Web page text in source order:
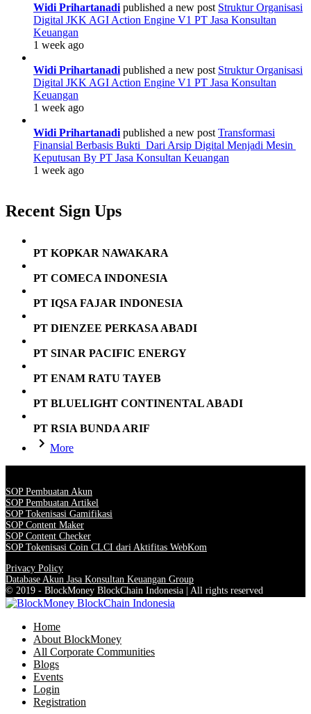
Widi Prihartanadi published a new post Struktur Organisasi
Digital JKK AGI Action Engine V1 PT Jasa Konsultan
Keuangan
1 week ago
Widi Prihartanadi published a new post Struktur Organisasi
Digital JKK AGI Action Engine V1 PT Jasa Konsultan
Keuangan
1 week ago
Widi Prihartanadi published a new post Transformasi
Finansial Berbasis Bukti Dari Arsip Digital Menjadi Mesin
Keputusan By PT Jasa Konsultan Keuangan
1 week ago
Recent Sign Ups
PT KOPKAR NAWAKARA
PT COMECA INDONESIA
PT IQSA FAJAR INDONESIA
PT DIENZEE PERKASA ABADI
PT SINAR PACIFIC ENERGY
PT ENAM RATU TAYEB
PT BLUELIGHT CONTINENTAL ABADI
PT RSIA BUNDA ARIF
More
SOP Pembuatan Akun
SOP Pembuatan Artikel
SOP Tokenisasi Gamifikasi
SOP Content Maker
SOP Content Checker
SOP Tokenisasi Coin CLCI dari Aktifitas WebKom
Privacy Policy
Database Akun Jasa Konsultan Keuangan Group
© 2019 - BlockMoney BlockChain Indonesia | All rights reserved
Home
About BlockMoney
All Corporate Communities
Blogs
Events
Login
Registration